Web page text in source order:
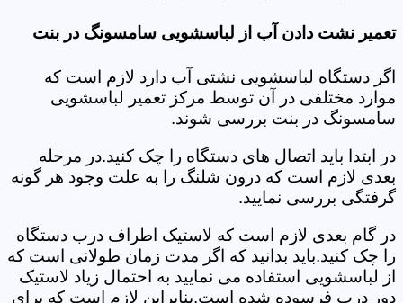
تعمیر نشت دادن آب از لباسشویی سامسونگ در بنت
اگر دستگاه لباسشویی نشتی آب دارد لازم است که
موارد مختلفی در آن توسط مرکز تعمیر لباسشویی
سامسونگ در بنت بررسی شوند.
در ابتدا باید اتصال های دستگاه را چک کنید.در مرحله
بعدی لازم است که درون شلنگ را به علت وجود هر گونه
گرفتگی بررسی نمایید.
در گام بعدی لازم است که لاستیک اطراف درب دستگاه
را چک کنید.باید بدانید که اگر مدت زمان طولانی است که
از لباسشویی استفاده می نمایید به احتمال زیاد لاستیک
دور درب فرسوده شده است.بنابراین لازم است که برای